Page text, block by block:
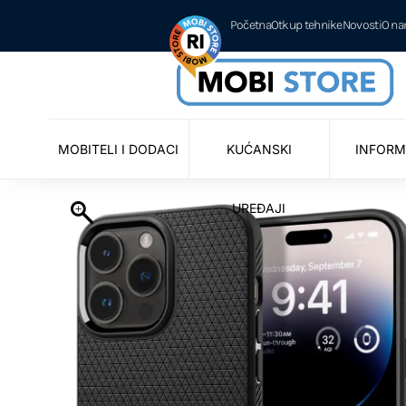
PočetnaOtkup tehnikeNovostiO
MOBITELI I DODACI KUĆANSKI
UREĐAJI